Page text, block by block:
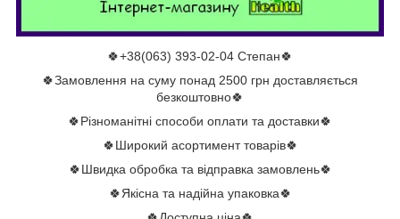
🍀+38(063) 393-02-04 Степан🍀
🍀Замовлення на суму понад 2500 грн доставляється
безкоштовно🍀
🍀Різноманітні способи оплати та доставки🍀
🍀Широкий асортимент товарів🍀
🍀Швидка обробка та відправка замовлень🍀
🍀Якісна та надійна упаковка🍀